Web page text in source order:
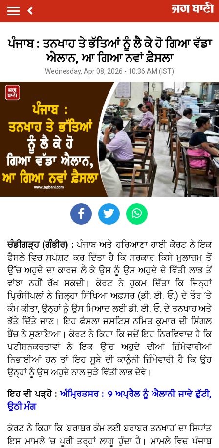
ਪੰਜਾਬ : ਤਨਖਾਹ ਤੇ ਭੱਤਿਆਂ ਨੂੰ ਲੈ ਕੇ ਹੋ ਗਿਆ ਵੱਡਾ
ਐਲਾਨ, ਆ ਗਿਆ ਨਵਾਂ ਫ਼ੈਸਲਾ
Wednesday, Apr 08, 2026 - 10:36 AM (IST)
ਚੰਡੀਗੜ੍ਹ (ਗੰਭੀਰ) : ਪੰਜਾਬ ਅਤੇ ਹਰਿਆਣਾ ਹਾਈ ਕੋਰਟ ਨੇ ਇਕ
ਫੈਸਲੇ ਵਿਚ ਸਪੱਸ਼ਟ ਕਰ ਦਿੱਤਾ ਹੈ ਕਿ ਸਰਕਾਰ ਕਿਸੇ ਮੁਲਾਜ਼ਮ ਤੋਂ
ਉੱਚ ਅਹੁਦੇ ਦਾ ਕਾਰਜ ਲੈ ਕੇ ਉਸ ਨੂੰ ਉਸ ਅਹੁਦੇ ਦੇ ਵਿੱਤੀ ਲਾਭ ਤੋਂ
ਵਾਂਝਾ ਨਹੀਂ ਰੱਖ ਸਕਦੀ। ਕੋਰਟ ਨੇ ਹੁਕਮ ਦਿੱਤਾ ਕਿ ਜਿਨ੍ਹਾਂ
ਪ੍ਰਿੰਸੀਪਲਾਂ ਨੇ ਜ਼ਿਲ੍ਹਾ ਸਿੱਖਿਆ ਅਫ਼ਸਰ (ਡੀ. ਈ. ਓ.) ਦੇ ਤੌਰ ’ਤੇ
ਕੰਮ ਕੀਤਾ, ਉਨ੍ਹਾਂ ਨੂੰ ਉਸ ਮਿਆਦ ਲਈ ਡੀ. ਈ. ਓ. ਦੇ ਤਨਖਾਹ ਅਤੇ
ਭੱਤੇ ਦਿੱਤੇ ਜਾਣ। ਇਹ ਫੈਸਲਾ ਜਸਟਿਸ ਨਮਿਤ ਕੁਮਾਰ ਦੀ ਸਿੰਗਲ
ਬੈਂਚ ਨੇ ਸੁਣਾਇਆ। ਕੋਰਟ ਨੇ ਕਿਹਾ ਕਿ ਜਦੋਂ ਇਹ ਨਿਰਵਿਵਾਦ ਹੈ ਕਿ
ਪਟੀਸ਼ਨਕਰਤਾਵਾਂ ਨੇ ਇਕ ਉੱਚ ਅਹੁਦੇ ਦੀਆਂ ਜ਼ਿੰਮੇਵਾਰੀਆਂ
ਨਿਭਾਈਆਂ ਹਨ ਤਾਂ ਇਹ ਸੂਬੇ ਦੀ ਕਾਨੂੰਨੀ ਜ਼ਿੰਮੇਵਾਰੀ ਹੈ ਕਿ ਉਹ
ਉਨ੍ਹਾਂ ਨੂੰ ਉਸ ਅਹੁਦੇ ਨਾਲ ਜੁੜੇ ਵਿੱਤੀ ਲਾਭ ਦੇਵੇ।
ਇਹ ਵੀ ਪੜ੍ਹੋ :ਅੰਮ੍ਰਿਤਸਰ : 9 ਅਪ੍ਰੈਲ ਨੂੰ ਐਲਾਨੀ ਜਾਵੇ ਛੁੱਟੀ,
ਉਠੀ ਮੰਗ
ਕੋਰਟ ਨੇ ਕਿਹਾ ਕਿ ‘ਬਰਾਬਰ ਕੰਮ ਲਈ ਬਰਾਬਰ ਤਨਖਾਹ’ ਦਾ ਸਿਧਾਂਤ
ਇਸ ਮਾਮਲੇ ’ਚ ਪੂਰੀ ਤਰ੍ਹਾਂ ਲਾਗੂ ਹੁੰਦਾ ਹੈ। ਮਾਮਲੇ ਵਿਚ ਪੰਜਾਬ